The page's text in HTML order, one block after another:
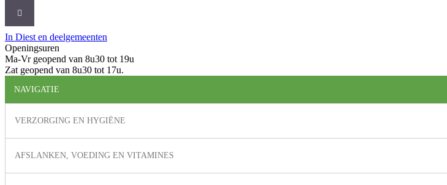
In Diest en deelgemeenten
Openingsuren
Ma-Vr geopend van 8u30 tot 19u
Zat geopend van 8u30 tot 17u.
NAVIGATIE
VERZORGING EN HYGIËNE
AFSLANKEN, VOEDING EN VITAMINES